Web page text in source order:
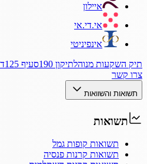
איילון
אי.די.אי
אינפיניטי
תיק השקעות מנוהלתיקון 190 סעיף 125ד
צרו קשר
תשואות והשוואות
תשואות
תשואות קופות גמל
תשואות קרנות פנסיה